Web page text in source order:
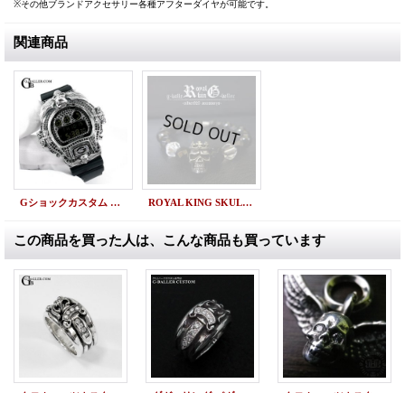
※その他ブランドアクセサリー各種アフターダイヤが可能です。
関連商品
Gショックカスタム DW6900 クロムスカルカスタム フルカスタム ROYAL KING SKULLBRASS LUXURY LINE／シルバー925・オニキス・スピネル スカルブレス ラグジュアリーライン
この商品を買った人は、こんな商品も買っています